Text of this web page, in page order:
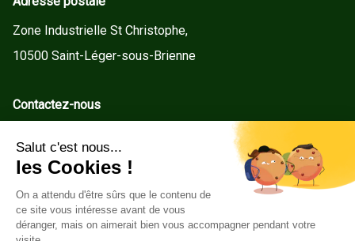
Zone Industrielle St Christophe,
10500 Saint-Léger-sous-Brienne
Contactez-nous
Tel : +33(0)3 25 92 78 60
Service client
Conditions Générales de Vente